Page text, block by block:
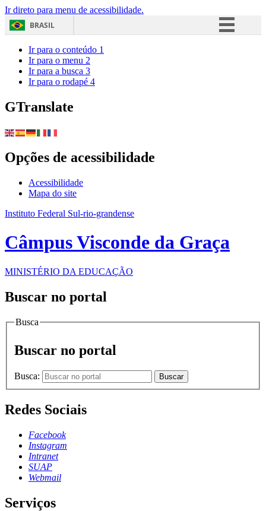
Ir direto para menu de acessibilidade.
BRASIL
Ir para o conteúdo 1
Ir para o menu 2
Ir para a busca 3
Ir para o rodapé 4
GTranslate
Opções de acessibilidade
Acessibilidade
Mapa do site
Instituto Federal Sul-rio-grandense
Câmpus Visconde da Graça
MINISTÉRIO DA EDUCAÇÃO
Buscar no portal
Busca
Buscar no portal
Busca: Buscar
Redes Sociais
Facebook
Instagram
Intranet
SUAP
Webmail
Serviços